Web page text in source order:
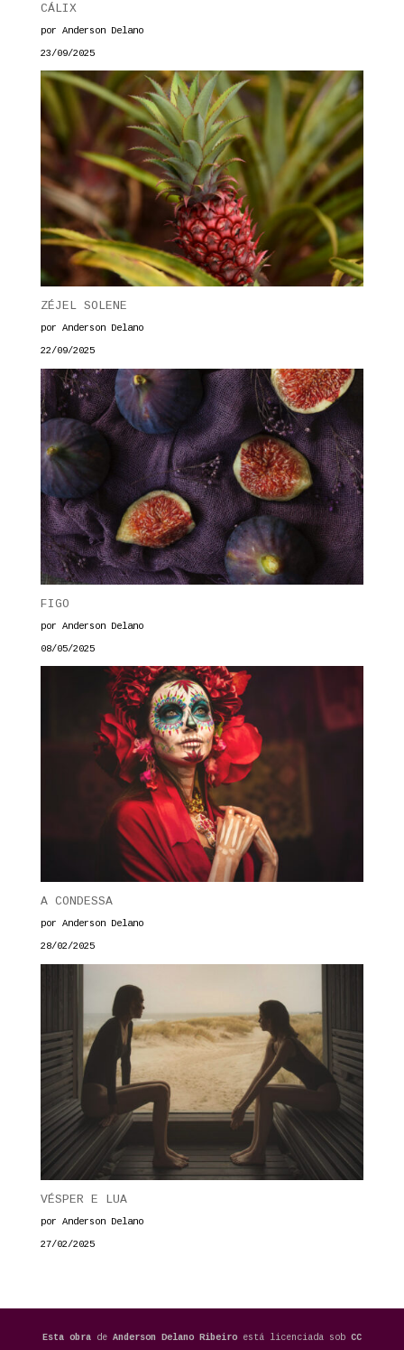
CÁLIX
por Anderson Delano
23/09/2025
ZÉJEL SOLENE
por Anderson Delano
22/09/2025
FIGO
por Anderson Delano
08/05/2025
A CONDESSA
por Anderson Delano
28/02/2025
VÉSPER E LUA
por Anderson Delano
27/02/2025
Esta obrade Anderson Delano Ribeiro está licenciada sob CC